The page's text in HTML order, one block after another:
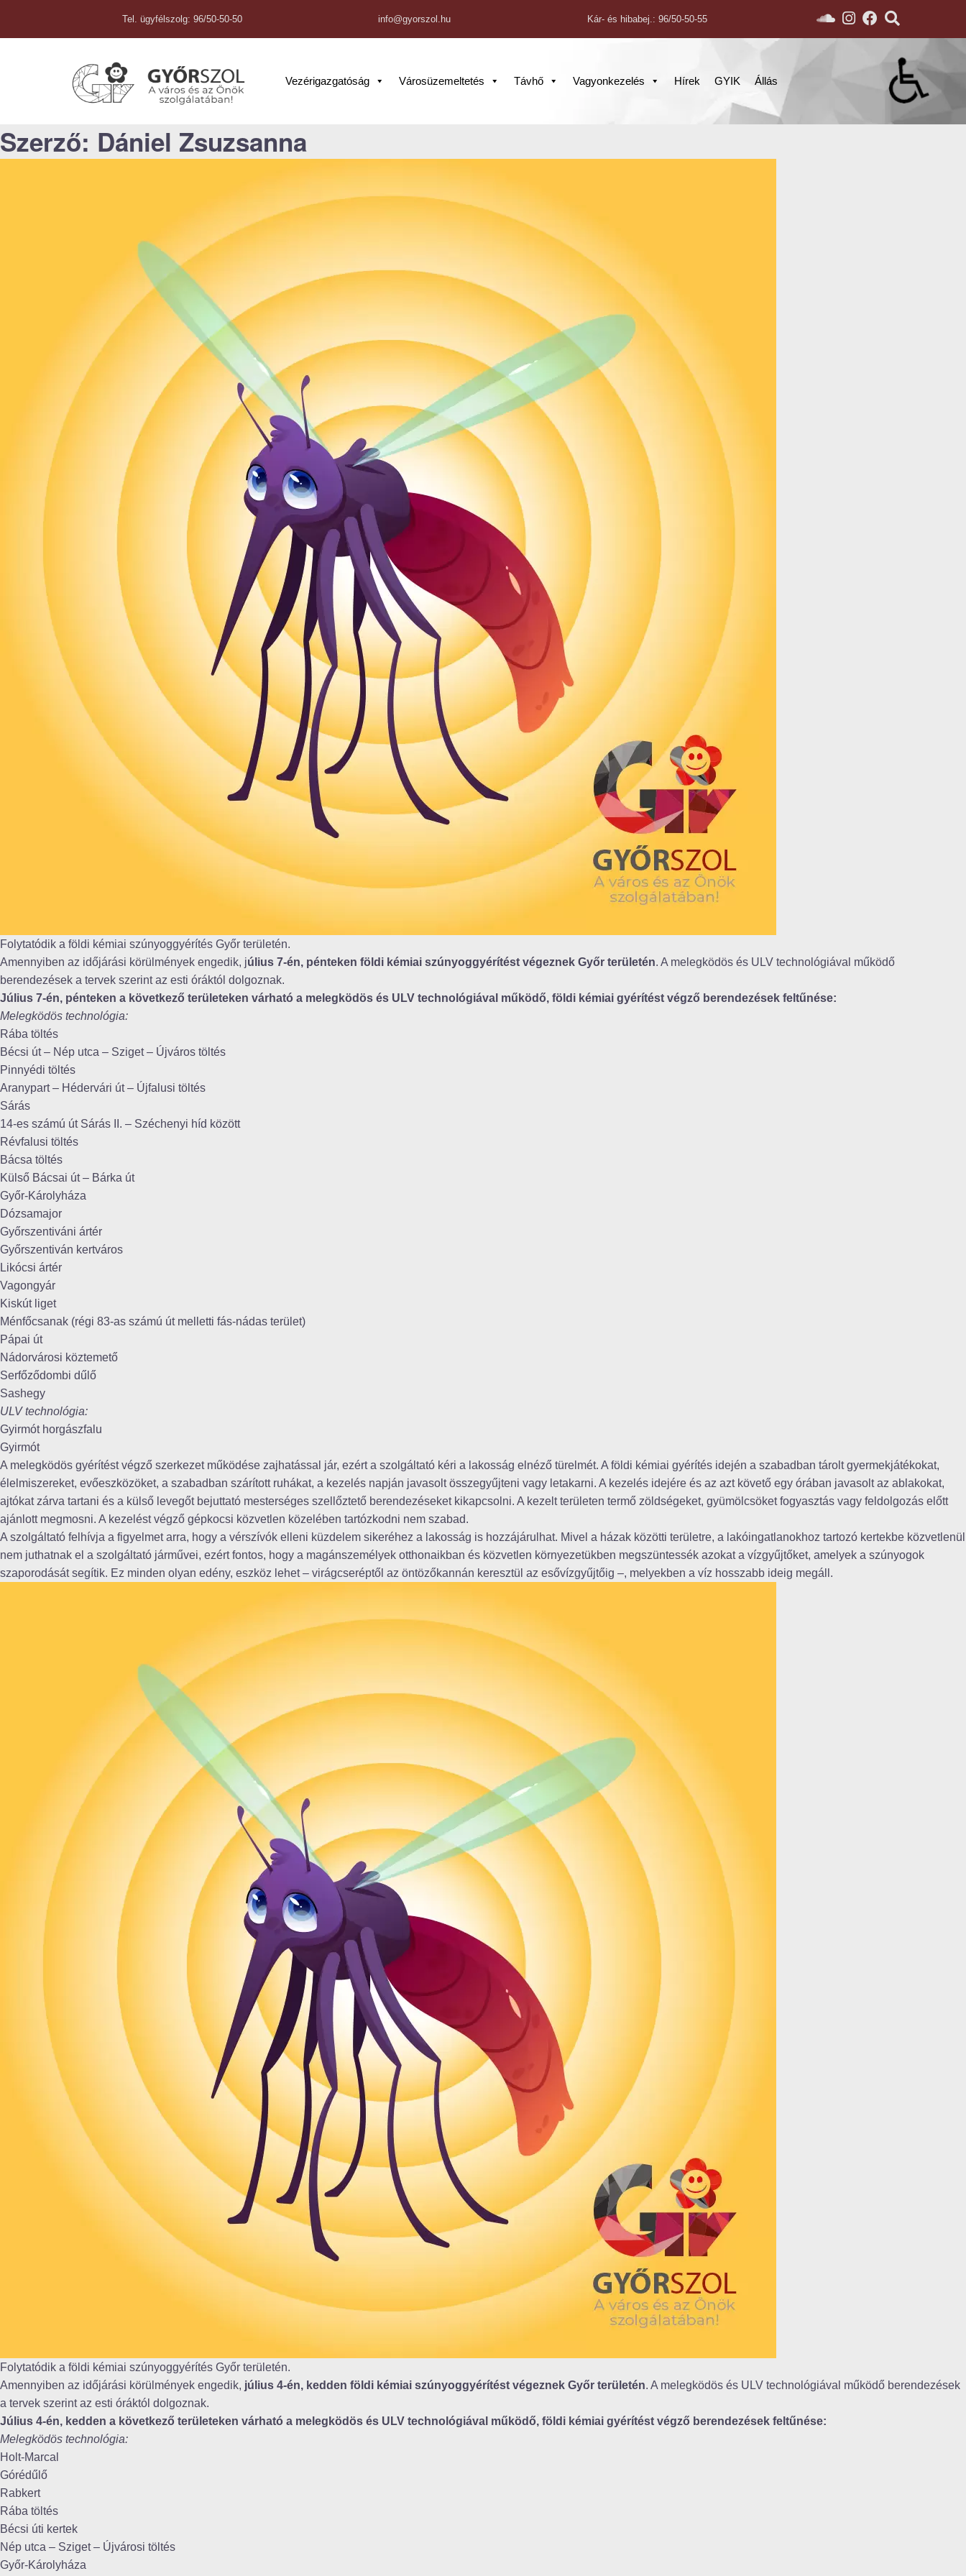
Tel. ügyfélszolg: 96/50-50-50 info@gyorszol.hu Kár- és hibabej.: 96/50-50-55
Vezérigazgatóság Városüzemeltetés Távhő Vagyonkezelés Hírek GYIK Állás
Szerző: Dániel Zsuzsanna
Folytatódik a földi kémiai szúnyoggyérítés Győr területén.
Amennyiben az időjárási körülmények engedik, július 7-én, pénteken földi kémiai szúnyoggyérítést végeznek Győr területén. A melegködös és ULV technológiával működő
berendezések a tervek szerint az esti óráktól dolgoznak.
Július 7-én, pénteken a következő területeken várható a melegködös és ULV technológiával működő, földi kémiai gyérítést végző berendezések feltűnése:
Melegködös technológia:
Rába töltés
Bécsi út – Nép utca – Sziget – Újváros töltés
Pinnyédi töltés
Aranypart – Hédervári út – Újfalusi töltés
Sárás
14-es számú út Sárás II. – Széchenyi híd között
Révfalusi töltés
Bácsa töltés
Külső Bácsai út – Bárka út
Győr-Károlyháza
Dózsamajor
Győrszentiváni ártér
Győrszentiván kertváros
Likócsi ártér
Vagongyár
Kiskút liget
Ménfőcsanak (régi 83-as számú út melletti fás-nádas terület)
Pápai út
Nádorvárosi köztemető
Serfőződombi dűlő
Sashegy
ULV technológia:
Gyirmót horgászfalu
Gyirmót
A melegködös gyérítést végző szerkezet működése zajhatással jár, ezért a szolgáltató kéri a lakosság elnéző türelmét. A földi kémiai gyérítés idején a szabadban tárolt gyermekjátékokat,
élelmiszereket, evőeszközöket, a szabadban szárított ruhákat, a kezelés napján javasolt összegyűjteni vagy letakarni. A kezelés idejére és az azt követő egy órában javasolt az ablakokat,
ajtókat zárva tartani és a külső levegőt bejuttató mesterséges szellőztető berendezéseket kikapcsolni. A kezelt területen termő zöldségeket, gyümölcsöket fogyasztás vagy feldolgozás előtt
ajánlott megmosni. A kezelést végző gépkocsi közvetlen közelében tartózkodni nem szabad.
A szolgáltató felhívja a figyelmet arra, hogy a vérszívók elleni küzdelem sikeréhez a lakosság is hozzájárulhat. Mivel a házak közötti területre, a lakóingatlanokhoz tartozó kertekbe közvetlenül
nem juthatnak el a szolgáltató járművei, ezért fontos, hogy a magánszemélyek otthonaikban és közvetlen környezetükben megszüntessék azokat a vízgyűjtőket, amelyek a szúnyogok
szaporodását segítik. Ez minden olyan edény, eszköz lehet – virágcseréptől az öntözőkannán keresztül az esővízgyűjtőig –, melyekben a víz hosszabb ideig megáll.
Folytatódik a földi kémiai szúnyoggyérítés Győr területén.
Amennyiben az időjárási körülmények engedik, július 4-én, kedden földi kémiai szúnyoggyérítést végeznek Győr területén. A melegködös és ULV technológiával működő berendezések
a tervek szerint az esti óráktól dolgoznak.
Július 4-én, kedden a következő területeken várható a melegködös és ULV technológiával működő, földi kémiai gyérítést végző berendezések feltűnése:
Melegködös technológia:
Holt-Marcal
Górédűlő
Rabkert
Rába töltés
Bécsi úti kertek
Nép utca – Sziget – Újvárosi töltés
Győr-Károlyháza